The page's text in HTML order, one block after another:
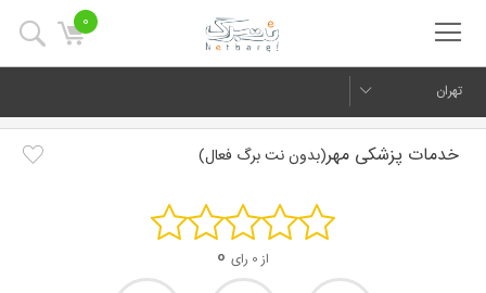
0
تهران
خدمات پزشکی مهر(بدون نت برگ فعال)
از 0 رای 0